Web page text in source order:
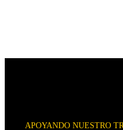
APOYANDO NUESTRO